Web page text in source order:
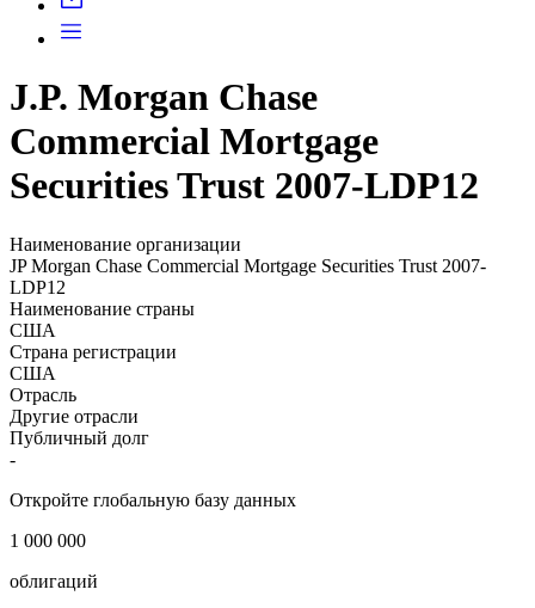
J.P. Morgan Chase
Commercial Mortgage
Securities Trust 2007-LDP12
Наименование организации
JP Morgan Chase Commercial Mortgage Securities Trust 2007-
LDP12
Наименование страны
США
Страна регистрации
США
Отрасль
Другие отрасли
Публичный долг
-
Откройте глобальную базу данных
1 000 000
облигаций